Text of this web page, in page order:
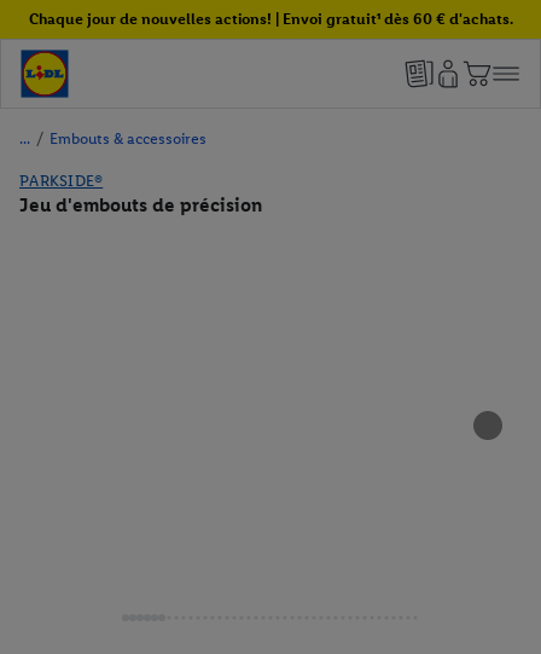
Chaque jour de nouvelles actions! | Envoi gratuit¹ dès 60 € d'achats.
/ Embouts & accessoires
PARKSIDE®
Jeu d'embouts de précision